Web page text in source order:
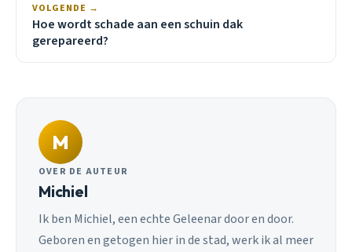
VOLGENDE →
Hoe wordt schade aan een schuin dak
gerepareerd?
M
OVER DE AUTEUR
Michiel
Ik ben Michiel, een echte Geleenar door en door.
Geboren en getogen hier in de stad, werk ik al meer